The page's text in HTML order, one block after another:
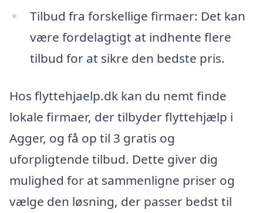
Tilbud fra forskellige firmaer: Det kan
være fordelagtigt at indhente flere
tilbud for at sikre den bedste pris.
Hos flyttehjaelp.dk kan du nemt finde
lokale firmaer, der tilbyder flyttehjælp i
Agger, og få op til 3 gratis og
uforpligtende tilbud. Dette giver dig
mulighed for at sammenligne priser og
vælge den løsning, der passer bedst til